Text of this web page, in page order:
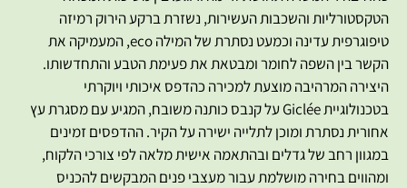
הטקסטורליות והשכבות העשירות, נשזרת ברקע הירוק רמיזה
טיפוגרפית עדינה וכמעט נסתרת של המילה eco, המעמיקה את
הקשר בין השפה לחומר ומבטאת את פעימת הטבע והתחדשותו.
היצירה המרהיבה מוצעת למכירה כהדפס איכותי ויוקרתי
בטכנולוגיית Giclée על קנבס כותנה משובח, המגיע עם מסגרת עץ
אחורית נסתרת ומוכן לתלייה ישירה על הקיר. ההדפסים זמינים
במגוון רחב של גדלים ובהתאמה אישית מלאה לפי צורכי הלקוח,
ומהווים בחירה מושלמת עבור מעצבי פנים המבקשים להכניס